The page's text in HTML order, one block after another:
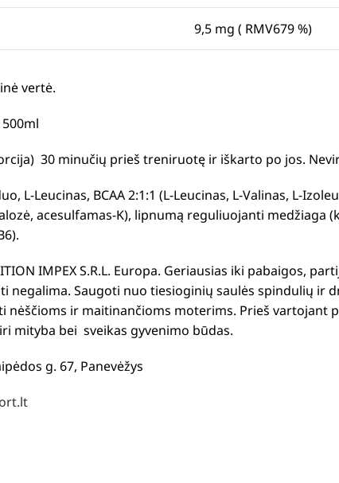
9,5 mg ( RMV679 %)
vertė.
30 minučių prieš treniruotę ir iškarto po jos.
L-Leucinas, BCAA 2:1:1 (L-Leucinas, L-Valinas, L-
acesulfamas-K), lipnumą reguliuojanti
IMPEX S.R.L. Europa. Geriausias iki pabaigos,
negalima. Saugoti nuo tiesioginių saulės spindulių ir
nėščioms ir maitinančioms moterims. Prieš
mityba bei sveikas gyvenimo būdas.
g. 67, Panevėžys